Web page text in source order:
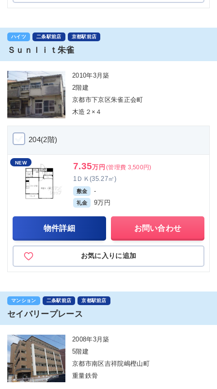
ハイツ 二条駅前店 京都駅前店
Ｓｕｎｌｉｔ朱雀
2010年3月築
2階建
京都市下京区朱雀正会町
木造２×４
204(2階)
NEW 7.35万円 (管理費 3,500円)
1ＤＫ(35.27㎡)
敷金 -
礼金 9万円
物件詳細 お問い合わせ
お気に入りに追加
マンション 二条駅前店 京都駅前店
セイバリープレース
2008年3月築
5階建
京都市南区吉祥院嶋樫山町
重量鉄骨